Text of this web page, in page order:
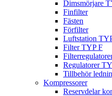
Dimsmörjare
Finfilter
Fästen
Förfilter
Luftstation
Filter TYP F
Regulatorer
Tillbehör
Kompressorer
Reservdelar